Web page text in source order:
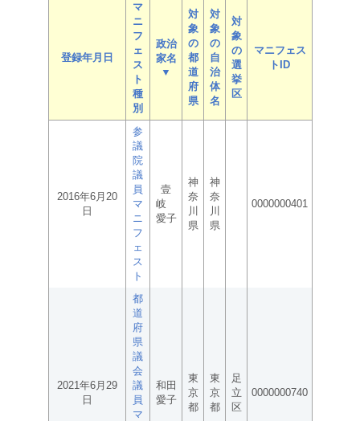
登録年月日
マ
ニ
フ
ェ
ス
ト
種
別
政治
家名
▼
対
象
の
都
道
府
県
対
象
の
自
治
体
名
対
象
の
選
挙
区
マニフェス
トID
2016年6月20
日
参
議
院
議
員
マ
ニ
フ
ェ
ス
ト
壹
岐
愛子
神
奈
川
県
神
奈
川
県
0000000401
2021年6月29
日
都
道
府
県
議
会
議
員
マ
和田
愛子
東
京
都
東
京
都
足
立
区
0000000740